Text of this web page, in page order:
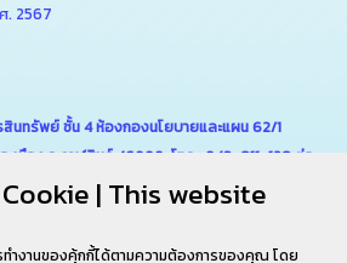
2567
สินทรัพย์ ชั้น 4 ห้องกองนโยบายและแผน 62/1
เมือง จ.กาฬสินธุ์ 46000 โทร . 043-811-128 ต่อ
| This website
ำงานของคุ้กกี้ได้ตามความต้องการของคุณ โดย